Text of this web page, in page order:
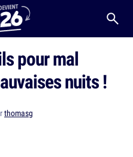
pour mal
nuits !
thomasg